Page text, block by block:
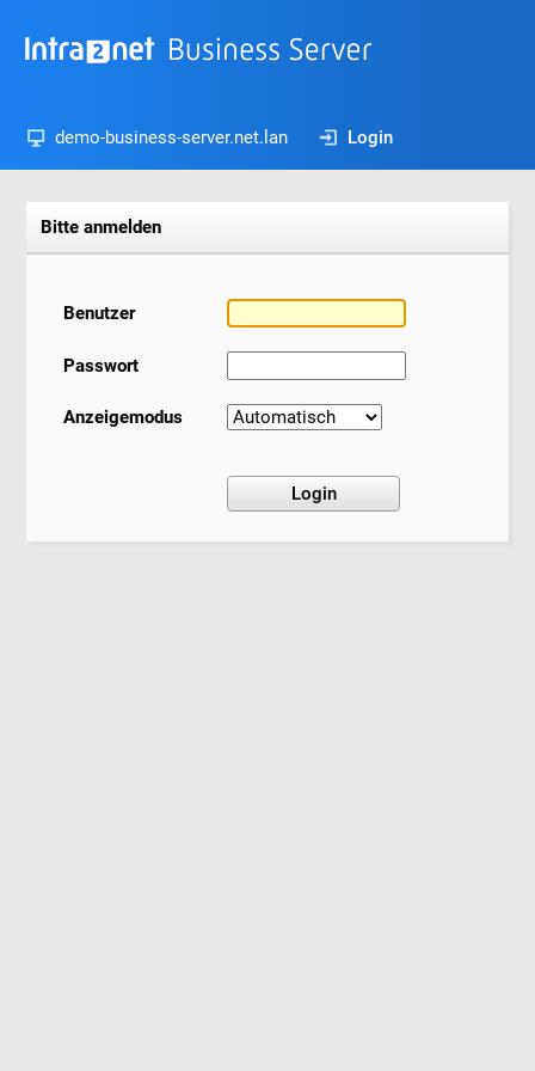
demo-business-server.net.lan Login
Bitte anmelden
Benutzer
Passwort
Anzeigemodus